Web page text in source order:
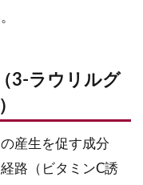
3-ラウリルグ
産生を促す成分
路（ビタミンC誘